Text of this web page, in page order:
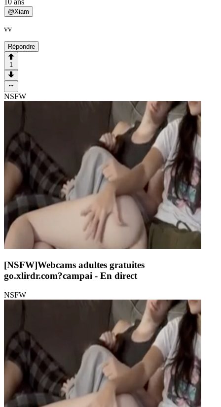
@Xiam
vv
Répondre
1
NSFW
[NSFW]Webcams adultes gratuites
go.xlirdr.com?campai - En direct
NSFW